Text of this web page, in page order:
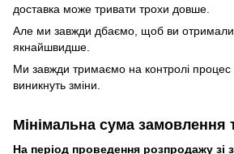
доставка може тривати трохи довше.
Але ми завжди дбаємо, щоб ви
якнайшвидше.
Ми завжди тримаємо на контролі
виникнуть зміни.
Мінімальна сума замовлення
На період проведення розпродажу зі